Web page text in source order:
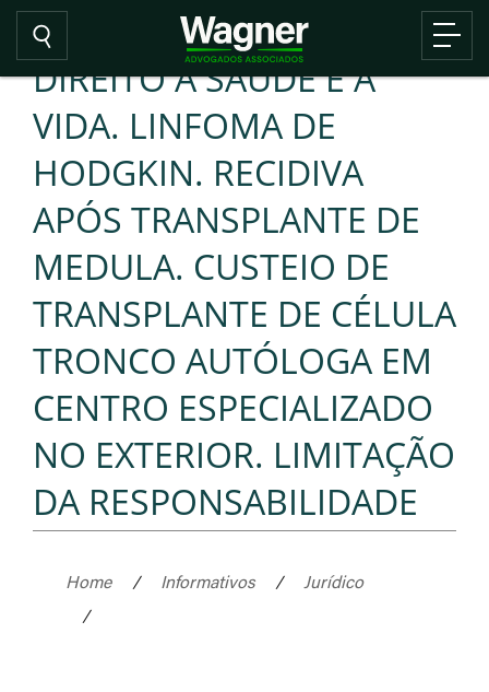
DIREITO À SAÚDE E À
VIDA. LINFOMA DE
HODGKIN. RECIDIVA
APÓS TRANSPLANTE DE
MEDULA. CUSTEIO DE
TRANSPLANTE DE CÉLULA
TRONCO AUTÓLOGA EM
CENTRO ESPECIALIZADO
NO EXTERIOR. LIMITAÇÃO
DA RESPONSABILIDADE
Home / Informativos /
Jurídico
/